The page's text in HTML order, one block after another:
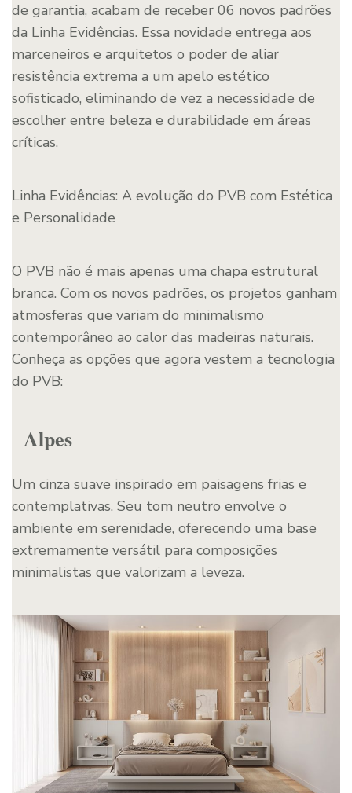
de garantia, acabam de receber 06 novos padrões
da Linha Evidências. Essa novidade entrega aos
marceneiros e arquitetos o poder de aliar
resistência extrema a um apelo estético
sofisticado, eliminando de vez a necessidade de
escolher entre beleza e durabilidade em áreas
críticas.
Linha Evidências: A evolução do PVB com Estética
e Personalidade
O PVB não é mais apenas uma chapa estrutural
branca. Com os novos padrões, os projetos ganham
atmosferas que variam do minimalismo
contemporâneo ao calor das madeiras naturais.
Conheça as opções que agora vestem a tecnologia
do PVB:
Alpes
Um cinza suave inspirado em paisagens frias e
contemplativas. Seu tom neutro envolve o
ambiente em serenidade, oferecendo uma base
extremamente versátil para composições
minimalistas que valorizam a leveza.